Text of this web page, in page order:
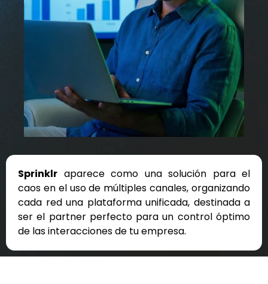
Sprinklr aparece como una solución para el
caos en el uso de múltiples canales, organizando
cada red una plataforma unificada, destinada a
ser el partner perfecto para un control óptimo
de las interacciones de tu empresa.